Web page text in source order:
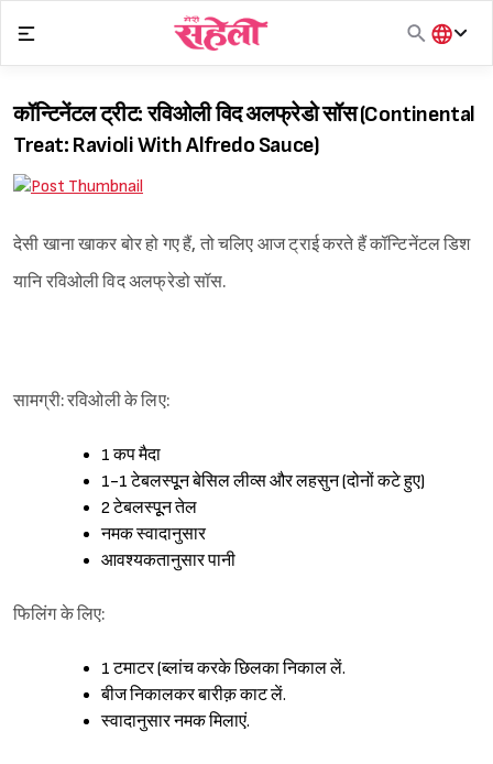
content
हिंदी
मराठी
कॉन्टिनेंटल ट्रीट: रविओली विद अलफ्रेडो सॉस (Continental
Treat: Ravioli With Alfredo Sauce)
देसी खाना खाकर बोर हो गए हैं, तो चलिए आज ट्राई करते हैं कॉन्टिनेंटल डिश
यानि रविओली विद अलफ्रेडो सॉस.
सामग्री: रविओली के लिए:
1 कप मैदा
1-1 टेबलस्पूून बेसिल लीव्स और लहसुन (दोनों कटे हुए)
2 टेबलस्पूून तेल
नमक स्वादानुसार
आवश्यकतानुसार पानी
फिलिंग के लिए:
1 टमाटर (ब्लांच करके छिलका निकाल लें.
बीज निकालकर बारीक़ काट लें.
स्वादानुसार नमक मिलाएं.